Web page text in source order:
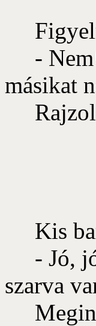
- Nem!
másikat
Kis
- Jó,
szarva
Megint